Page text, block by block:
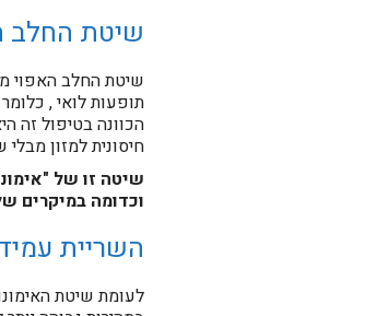
שיטת החלב
שיטת החלב האפוי
תופעות לואי ,
הכוונה בטיפול זה
חיסונית למזון מבלי
שיטה זו של
וכדומה במיקרים
השריית
לעומת שיטת